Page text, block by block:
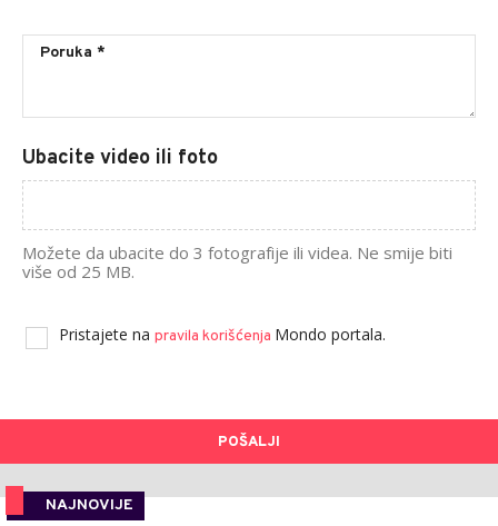
Ubacite video ili foto
Možete da ubacite do 3 fotografije ili videa. Ne smije biti
više od 25 MB.
Pristajete na pravila korišćenja Mondo portala.
POŠALJI
NAJNOVIJE